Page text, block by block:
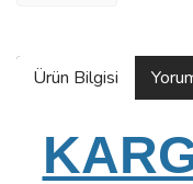
Ürün Bilgisi